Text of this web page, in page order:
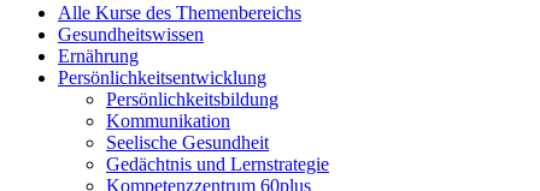
Alle Kurse des Themenbereichs
Gesundheitswissen
Ernährung
Persönlichkeitsentwicklung
Persönlichkeitsbildung
Kommunikation
Seelische Gesundheit
Gedächtnis und Lernstrategie
Kompetenzzentrum 60plus